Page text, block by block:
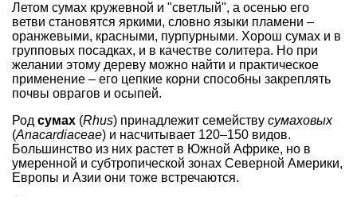
Летом сумах кружевной и "светлый", а осенью его
ветви становятся яркими, словно языки пламени –
оранжевыми, красными, пурпурными. Хорош сумах и в
групповых посадках, и в качестве солитера. Но при
желании этому дереву можно найти и практическое
применение – его цепкие корни способны закреплять
почвы оврагов и осыпей.
Род сумах (Rhus) принадлежит семейству сумаховых
(Anacardiaceae) и насчитывает 120–150 видов.
Большинство из них растет в Южной Африке, но в
умеренной и субтропической зонах Северной Америки,
Европы и Азии они тоже встречаются.